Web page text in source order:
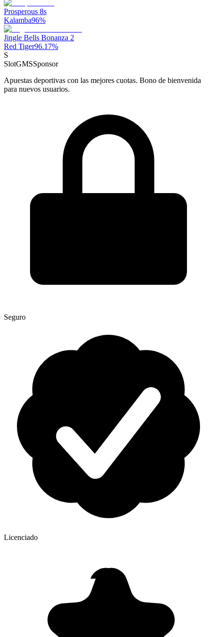
Prosperous 8s
Kalamba96%
Jingle Bells Bonanza 2
Red Tiger96.17%
S
SlotGMSSponsor
Apuestas deportivas con las mejores cuotas. Bono de bienvenida
para nuevos usuarios.
Seguro
Licenciado